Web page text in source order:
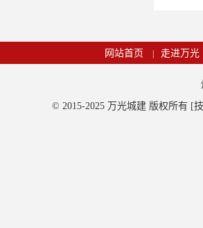
网站首页 走进万光
© 2015-2025 万光城建 版权所有